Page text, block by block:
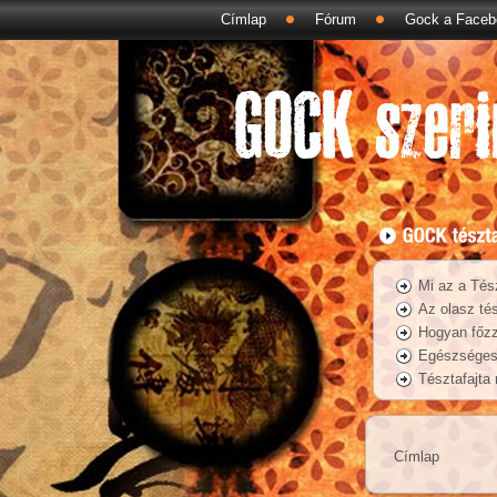
Címlap Fórum Gock a
Mi az a
Az olasz
Hogyan
Tésztafajta
Címlap